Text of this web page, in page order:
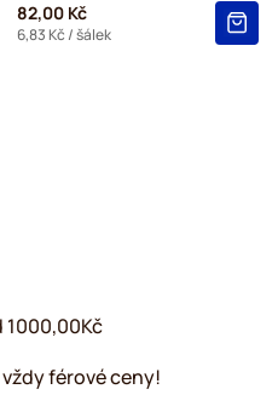
82,00 Kč
6,83 Kč / šálek
1000,00Kč
férové ceny!